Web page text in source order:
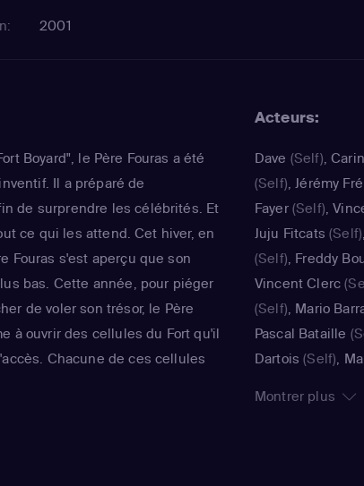
2001
Boyard", le Père Fouras a été
Il a préparé de
de surprendre les célébrités. Et
ce qui les attend. Cet hiver, en
Fouras s'est aperçu que son
bas. Cette année, pour piéger
de voler son trésor, le Père
à ouvrir des cellules du Fort qu'il
Chacune de ces cellules
Minne accompagne les
Acteurs:
Dave (Self),
(Self),Jérémy
Fayer(Self),
Juju Fitcats (Self)
(Self), Freddy
Vincent Clerc
(Self), Mario
Pascal Bataille
Dartois (Self),
(Self)
Montrer plus